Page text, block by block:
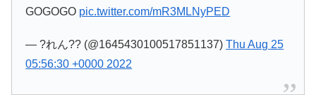
GOGOGO pic.twitter.com/mR3MLNyPED
— ?れん?? (@1645430100517851137)Thu Aug 25
05:56:30 +0000 2022